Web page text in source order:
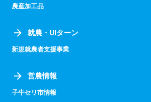
農産加工品
就農・UIターン
新規就農者支援事業
営農情報
子牛セリ市情報